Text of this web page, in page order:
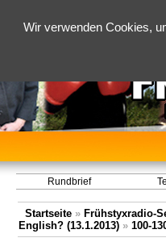
Wir verwenden Cookies,
Rundbrief
Startseite » Frühstyxradio-
English? (13.1.2013) » 100-